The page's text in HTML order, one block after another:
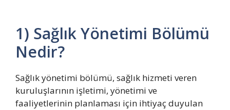
1) Sağlık Yönetimi Bölümü
Nedir?
Sağlık yönetimi bölümü, sağlık hizmeti veren
kuruluşlarının işletimi, yönetimi ve
faaliyetlerinin planlaması için ihtiyaç duyulan